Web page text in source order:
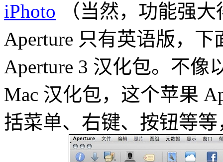
iPhoto （当然，功能强
Aperture 只有英语版，下
Aperture 3 汉化包。不像
Mac 汉化包，这个苹果
括菜单、右键、按钮等